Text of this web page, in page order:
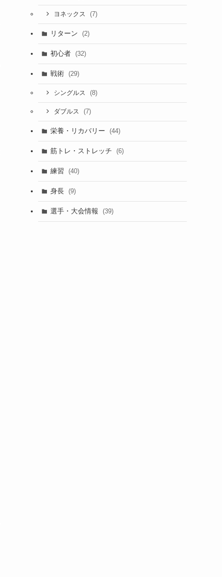
ヨネックス (7)
リターン (2)
初心者 (32)
戦術 (29)
シングルス (8)
ダブルス (7)
栄養・リカバリー (44)
筋トレ・ストレッチ (6)
練習 (40)
身長 (9)
選手・大会情報 (39)